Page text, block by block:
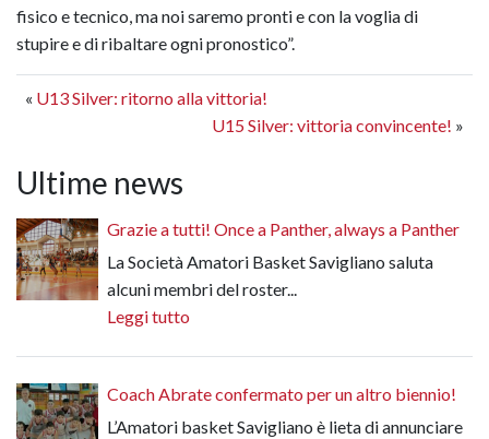
fisico e tecnico, ma noi saremo pronti e con la voglia di
stupire e di ribaltare ogni pronostico”.
« U13 Silver: ritorno alla vittoria!
U15 Silver: vittoria convincente! »
Ultime news
Grazie a tutti! Once a Panther, always a Panther
La Società Amatori Basket Savigliano saluta
alcuni membri del roster...
Leggi tutto
Coach Abrate confermato per un altro biennio!
L’Amatori basket Savigliano è lieta di annunciare